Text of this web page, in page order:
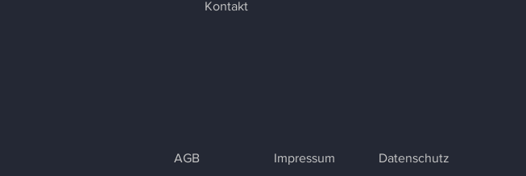
Kontakt
AGB Impressum Datenschutz